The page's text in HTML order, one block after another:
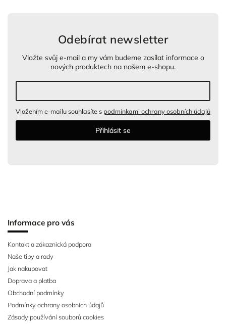
Odebírat newsletter
Vložte svůj e-mail a my vám budeme zasílat informace o
nových produktech na našem e-shopu.
Vložením e-mailu souhlasíte s podmínkami ochrany osobních údajů
Přihlásit se
Informace pro vás
Kontakt a zákaznická podpora
Naše tipy a rady
Jak nakupovat
Doprava a platba
Obchodní podmínky
Podmínky ochrany osobních údajů
Zásady používání souborů cookies